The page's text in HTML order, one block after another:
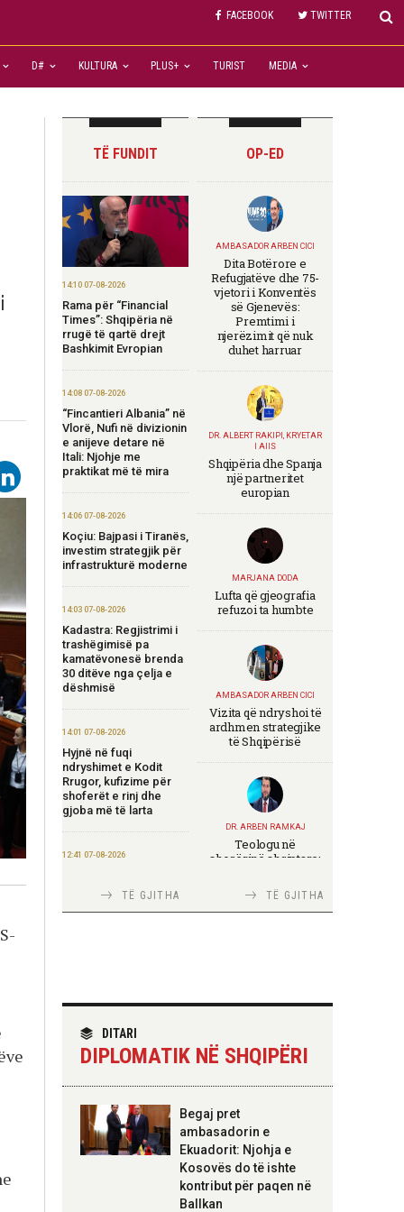
FACEBOOK TWITTER
D# KULTURA PLUS+ TURIST MEDIA
TË FUNDIT
14:10 07-08-2026
Rama për “Financial
Times”: Shqipëria në
rrugë të qartë drejt
Bashkimit Evropian
14:08 07-08-2026
“Fincantieri Albania” në
Vlorë, Nufi në divizionin
e anijeve detare në
Itali: Njohje me
praktikat më të mira
14:06 07-08-2026
Koçiu: Bajpasi i Tiranës,
investim strategjik për
infrastrukturë moderne
14:03 07-08-2026
Kadastra: Regjistrimi i
trashëgimisë pa
kamatëvonesë brenda
30 ditëve nga çelja e
dëshmisë
14:01 07-08-2026
Hyjnë në fuqi
ndryshimet e Kodit
Rrugor, kufizime për
shoferët e rinj dhe
gjoba më të larta
12:41 07-08-2026
madhe për fermerët e
bimëve mjekësore nga
e identitetit shqiptar
Rritet me 127 miliardë
lekë qarkullimi i
bizneseve në
gjashtëmujorin e parë
2026
TË GJITHA
OP-ED
AMBASADOR ARBEN CICI
Dita Botërore e
Refugjatëve dhe 75-
vjetori i Konventës
së Gjenevës:
Premtimi i
njerëzimit që nuk
duhet harruar
DR. ALBERT RAKIPI, KRYETAR
I AIIS
Shqipëria dhe Spanja
një partneritet
europian
MARJANA DODA
Lufta që gjeografia
refuzoi ta humbte
AMBASADOR ARBEN CICI
Vizita që ndryshoi të
ardhmen strategjike
të Shqipërisë
DR. ARBEN RAMKAJ
Teologu në
shoqërinë shqiptare:
fetar dhe angazhimit
publik
Italia Strategjike —
“Shqipëria në BE,
projekt më i madh se
amaneti i
Skënderbeut dhe
Ismail Qemalit”
TË GJITHA
DITARI
DIPLOMATIK NË SHQIPËRI
Begaj pret
ambasadorin e
Ekuadorit: Njohja e
Kosovës do të ishte
kontribut për paqen në
Ballkan